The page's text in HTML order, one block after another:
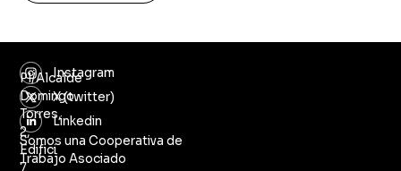
Pl/Alcalde
Domingo
Torres,
2,
Edifici
Instagram
X (twitter)
Linkedin
Somos una Cooperativa de
Trabajo Asociado